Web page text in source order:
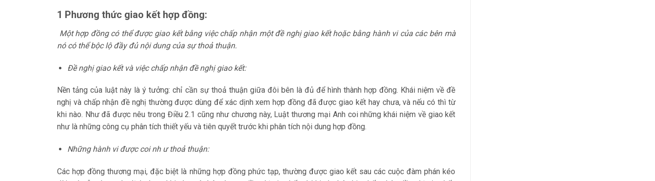
1 Phương thức giao kết hợp đồng:
Một hợp đồng có thể được giao kết bằng việc chấp nhận một đề nghị giao kết hoặc bằng hành vi của các bên mà
nó có thể bộc lộ đầy đủ nội dung của sự thoả thuận.
Đề nghị giao kết và việc chấp nhận đề nghị giao kết:
Nền tảng của luật này là ý tưởng: chỉ cần sự thoả thuận giữa đôi bên là đủ để hình thành hợp đồng. Khái niệm về đề
nghị và chấp nhận đề nghị thường được dùng để xác dịnh xem hợp đồng đã được giao kết hay chưa, và nếu có thì từ
khi nào. Như đã được nêu trong Điều 2.1 cũng như chương này, Luật thương mại Anh coi những khái niệm về giao kết
như là những công cụ phân tích thiết yếu và tiên quyết trước khi phân tích nội dung hợp đồng.
Những hành vi được coi nh ư thoả thuận:
Các hợp đồng thương mại, đặc biệt là những hợp đồng phức tạp, thường được giao kết sau các cuộc đàm phán kéo